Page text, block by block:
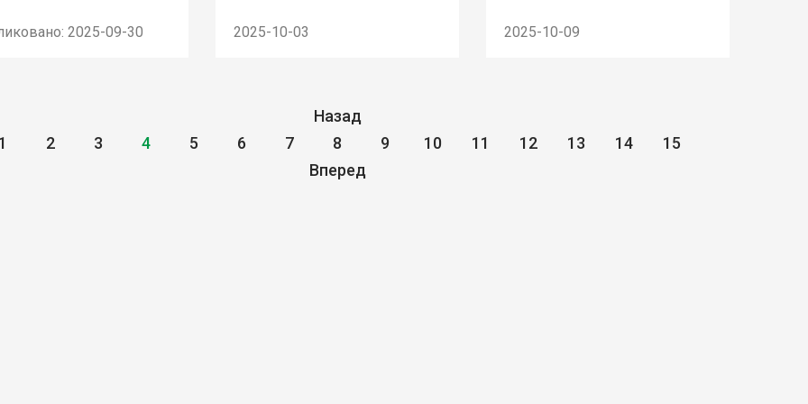
2025-09-30 2025-10-03 2025-10-09
Назад
2 3 4 5 6 7 8 9 10 11 12 13 14
15
Вперед